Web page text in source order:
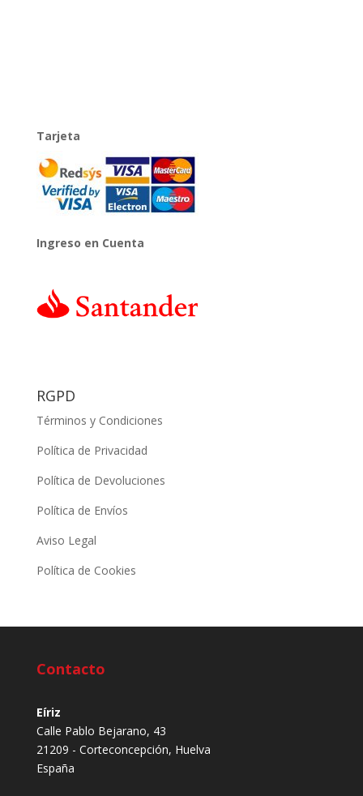
Tarjeta
Ingreso en Cuenta
RGPD
Términos y Condiciones
Política de Privacidad
Política de Devoluciones
Política de Envíos
Aviso Legal
Política de Cookies
Contacto
Eíriz
Calle Pablo Bejarano, 43
21209 - Corteconcepción, Huelva
España